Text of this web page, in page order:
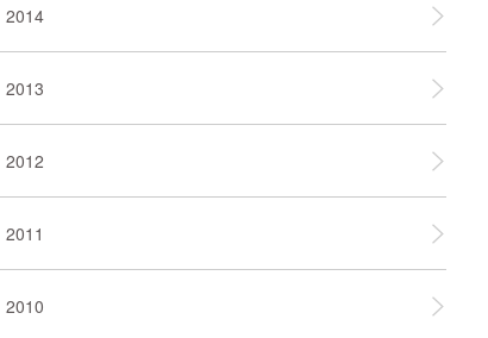
2014
2013
2012
2011
2010